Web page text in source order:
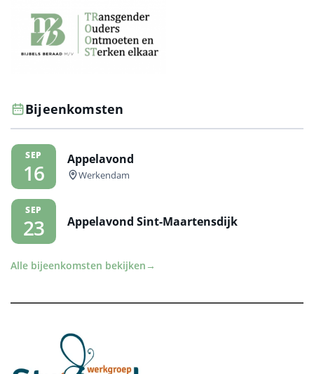
Bijeenkomsten
SEP
16
Appelavond
Werkendam
SEP
23 Appelavond Sint-Maartensdijk
Alle bijeenkomsten bekijken →